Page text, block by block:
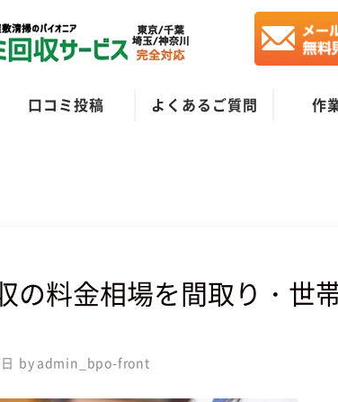
口コミ投稿 よくあるご質問 作
の料金相場を間取り・世
admin_bpo-front